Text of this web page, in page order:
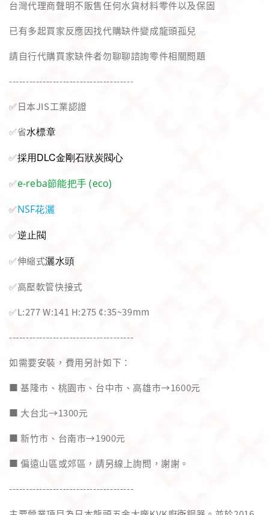
台灣代理商聲明不販售任何水貨材料零件以及保固
已有多起買家反應因找代購缺件變成龍頭孤兒
請自行代購買家缺件者勿聊聊諮詢零件相關問題
-------------------------------------
✅日本JIS工業認證
✅省水標章
✅採用DLC金剛石狀炭閥心
✅e-reba節能把手 (eco)
✅NSF花灑
✅逆止閥
✅伸縮式灑水頭
✅高壓軟管快接式
✅L:277 W:141 H:275 ¢:35~39mm
-------------------------------------
如需要安裝，費用另計如下：
■ 基隆市、桃園市、台中市、高雄市→1600元
■ 大台北→1300元
■ 新竹市、台南市→1900元
■ 偏遠山區或郊區，請另線上詢問，謝謝。
-------------------------------------